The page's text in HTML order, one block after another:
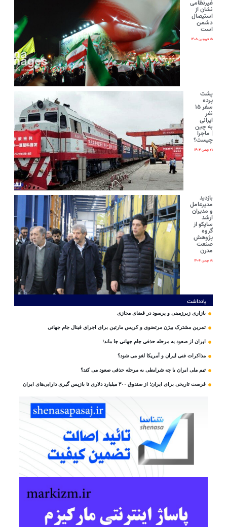
غیرنظامی
نشان از
استیصال
دشمن
است
۱۵ فروردین ۱۴۰۵
پشت
پرده
سفر ۱۵
نفر
ایرانی‌
به چین
| ماجرا
چیست؟
۲۱ بهمن ۱۴۰۴
بازدید
مدیرعامل
و مدیران
ارشد
ساپکو از
گروه
پژوهش
صنعت
مدرن
۱۸ بهمن ۱۴۰۴
یادداشت
بازاری زیرزمینی و پرسود در فضای مجازی
تمرین مشترک بیژن مرتضوی و کریس مارتین برای اجرای فینال جام جهانی
ایران از صعود به مرحله حذفی جام جهانی جا ماند!
مذاکرات فنی ایران و آمریکا لغو می شود؟
تیم ملی ایران با چه شرایطی به مرحله حذفی صعود می کند؟
فرصت تاریخی برای ایران؛ از صندوق ۳۰۰ میلیارد دلاری تا بازپس گیری دارایی‌های ایران